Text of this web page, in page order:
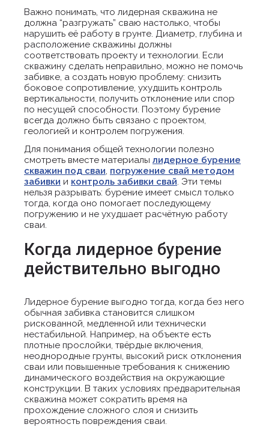
Важно понимать, что лидерная скважина не
должна “разгружать” сваю настолько, чтобы
нарушить её работу в грунте. Диаметр, глубина и
расположение скважины должны
соответствовать проекту и технологии. Если
скважину сделать неправильно, можно не помочь
забивке, а создать новую проблему: снизить
боковое сопротивление, ухудшить контроль
вертикальности, получить отклонение или спор
по несущей способности. Поэтому бурение
всегда должно быть связано с проектом,
геологией и контролем погружения.
Для понимания общей технологии полезно
смотреть вместе материалы лидерное бурение
скважин под сваи, погружение свай методом
забивки и контроль забивки свай. Эти темы
нельзя разрывать: бурение имеет смысл только
тогда, когда оно помогает последующему
погружению и не ухудшает расчётную работу
сваи.
Когда лидерное бурение
действительно выгодно
Лидерное бурение выгодно тогда, когда без него
обычная забивка становится слишком
рискованной, медленной или технически
нестабильной. Например, на объекте есть
плотные прослойки, твёрдые включения,
неоднородные грунты, высокий риск отклонения
сваи или повышенные требования к снижению
динамического воздействия на окружающие
конструкции. В таких условиях предварительная
скважина может сократить время на
прохождение сложного слоя и снизить
вероятность повреждения сваи.